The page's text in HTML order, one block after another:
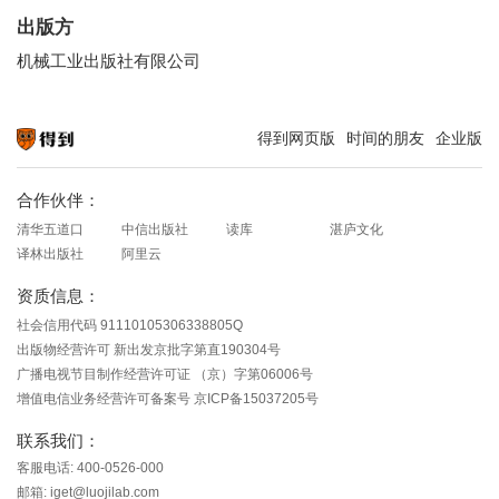
出版方
机械工业出版社有限公司
得到网页版 时间的朋友 企业版
合作伙伴：
清华五道口 中信出版社 读库
湛庐文化
译林出版社
阿里云
资质信息：
社会信用代码 91110105306338805Q
出版物经营许可 新出发京批字第直190304号
广播电视节目制作经营许可证 （京）字第06006号
增值电信业务经营许可备案号 京ICP备15037205号
联系我们：
客服电话: 400-0526-000
邮箱: iget@luojilab.com